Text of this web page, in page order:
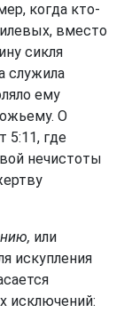
когда кто-
вместо
сикля
служила
ему
О
5:11, где
нечистоты
или
искупления
исключений: